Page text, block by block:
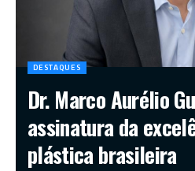
DESTAQUES
Dr. Marco Aurélio
assinatura da
plástica brasileira